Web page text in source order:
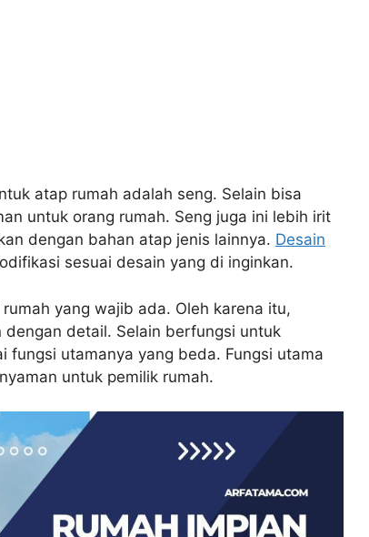
atap rumah adalah seng. Selain bisa
untuk orang rumah. Seng juga ini lebih irit
dengan bahan atap jenis lainnya. Desain
sesuai desain yang di inginkan.
yang wajib ada. Oleh karena itu,
detail. Selain berfungsi untuk
fungsi utamanya yang beda. Fungsi utama
untuk pemilik rumah.